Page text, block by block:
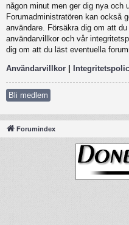
någon minut men ger dig nya och
Forumadministratören kan också
användare. Försäkra dig om att
användarvillkor och vår
dig om att du läst eventuella
Användarvillkor |
Bli medlem
Forumindex